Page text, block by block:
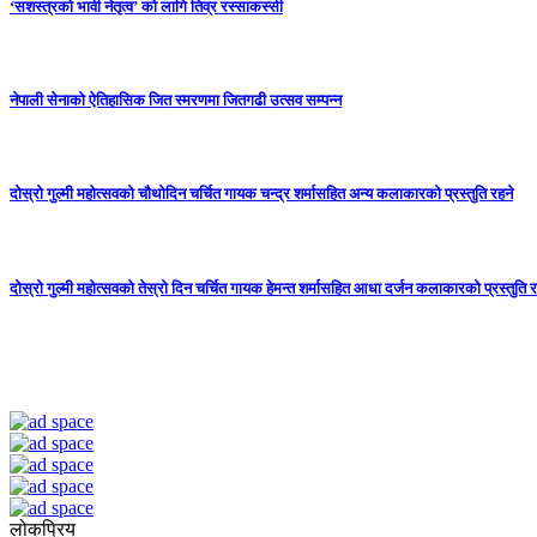
‘सशस्त्रको भावी नेतृत्व’ को लागि तिव्र रस्साकस्सी
नेपाली सेनाको ऐतिहासिक जित स्मरणमा जितगढी उत्सव सम्पन्न
दोस्रो गुल्मी महोत्सवको चौथोदिन चर्चित गायक चन्द्र शर्मासहित अन्य कलाकारको प्रस्तुति रहने
दोस्रो गुल्मी महोत्सवको तेस्रो दिन चर्चित गायक हेमन्त शर्मासहित आधा दर्जन कलाकारको प्रस्तुति
लोकप्रिय